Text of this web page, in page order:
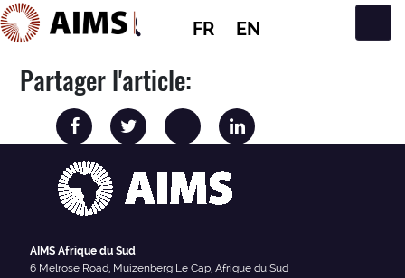
FR EN
Navigation principale
Partager l'article:
AIMS Afrique du Sud
6 Melrose Road, Muizenberg Le Cap, Afrique du Sud